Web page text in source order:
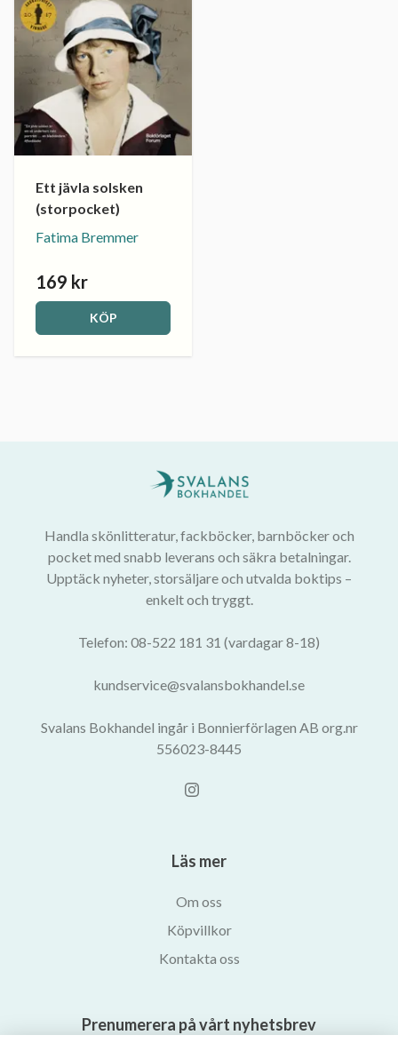
Ett jävla solsken
(storpocket)
Fatima Bremmer
169 kr
KÖP
Handla skönlitteratur, fackböcker, barnböcker och
pocket med snabb leverans och säkra betalningar.
Upptäck nyheter, storsäljare och utvalda boktips –
enkelt och tryggt.
Telefon: 08-522 181 31 (vardagar 8-18)
kundservice@svalansbokhandel.se
Svalans Bokhandel ingår i Bonnierförlagen AB org.nr
556023-8445
Läs mer
Om oss
Köpvillkor
Kontakta oss
Prenumerera på vårt nyhetsbrev